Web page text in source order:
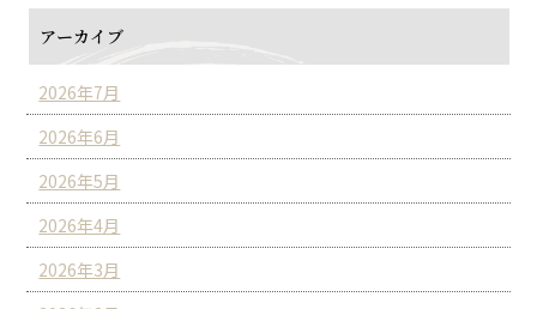
アーカイブ
2026年7月
2026年6月
2026年5月
2026年4月
2026年3月